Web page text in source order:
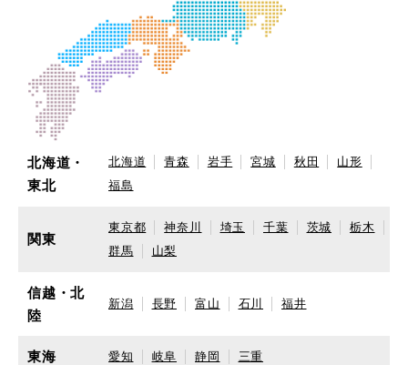
北海道・
東北
北海道 青森 岩手 宮城 秋田
山形
福島
関東
東京都 神奈川 埼玉 千葉 茨城
栃木
群馬
山梨
信越・北
陸
新潟 長野 富山 石川 福井
東海 愛知 岐阜 静岡 三重